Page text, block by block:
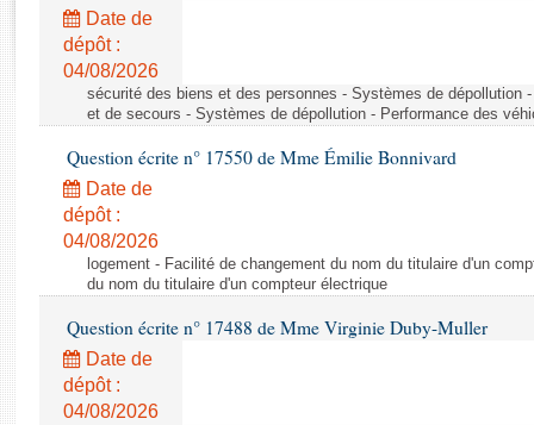
Rapports législatifs
Rapports sur l'application des lois
Baromètre de l’application des lois
Dossiers législatifs
Budget et sécurité sociale
Questions écrites et orales
Comptes rendus des débats
Date de
dépôt :
04/08/2026
sécurité des biens et des personnes - Systèmes de dépollution
et de secours - Systèmes de dépollution - Performance des
Question écrite n° 17550 de Mme Émilie Bonnivard
Date de
dépôt :
04/08/2026
logement - Facilité de changement du nom du titulaire d'un
du nom du titulaire d'un compteur électrique
Question écrite n° 17488 de Mme Virginie Duby-Muller
Date de
dépôt :
04/08/2026